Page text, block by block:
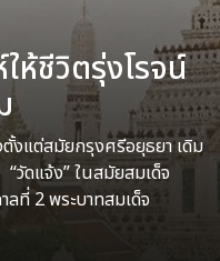
ให้ชีวิตรุ่งโรจน์
งแต่สมัยกรุงศรีอยุธยา เดิม
“วัดแจ้ง” ในสมัยสมเด็จ
ที่ 2 พระบาทสมเด็จ